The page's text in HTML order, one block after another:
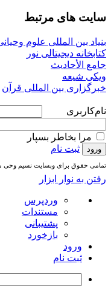
سایت های مرتبط
بنیاد بین المللی علوم
کتابخانه دیجیتالی نور
جامع الأحادیث
ویکی شیعه
خبرگزاری بین المللی قرآن
نام‌کاربری
مرا بخاطر بسپار
ثبت نام
تمامی حقوق برای وبسایت نسیم وحی
رفتن به نوار ابزار
درباره
وردپرس
وردپرس
مستندات
پشتیبانی
بازخورد
ورود
ثبت نام